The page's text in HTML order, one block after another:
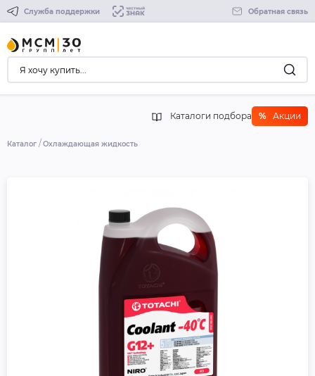
Служба поддержки Обратная связь
Каталоги подбора % Акции
Каталог Охлаждающая жидкость